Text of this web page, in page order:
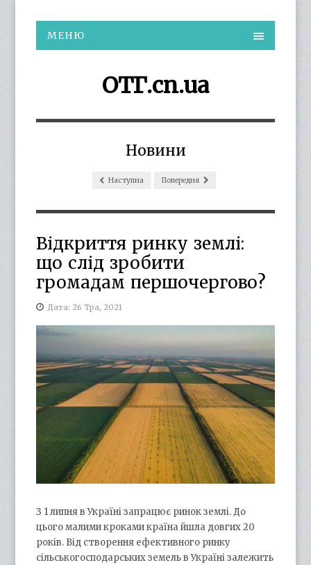
МЕНЮ
ОТГ.cn.ua
Новини
Наступна Попередня
Відкриття ринку землі:
що слід зробити
громадам першочергово?
Дата: 26 Тра, 2021
З 1 липня в Україні запрацює ринок землі. До
цього малими кроками країна йшла довгих 20
років. Від створення ефективного ринку
сільськогосподарських земель в Україні залежить